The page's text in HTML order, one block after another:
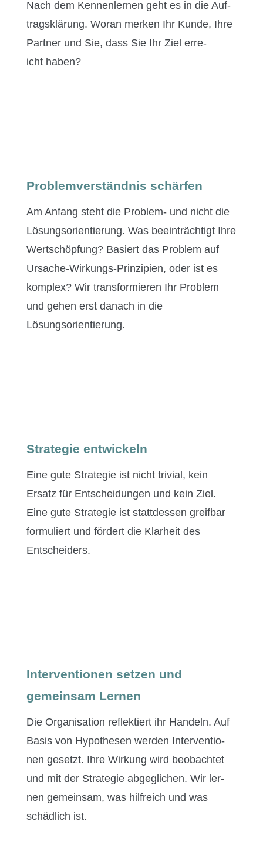
Nach dem Ken­nen­ler­nen geht es in die Auf­
tragsklärung. Woran merken Ihr Kunde, Ihre
Part­ner und Sie, dass Sie Ihr Ziel erre­
icht haben?
Problemverständnis schärfen
Am Anfang ste­ht die Prob­lem- und nicht die
Lösung­sori­en­tierung. Was beein­trächtigt Ihre
Wertschöp­fung? Basiert das Prob­lem auf
Ursache-Wirkungs-Prinzip­i­en, oder ist es
kom­plex? Wir trans­formieren Ihr Prob­lem
und gehen erst danach in die
Lösungsorientierung.
Strategie entwickeln
Eine gute Strate­gie ist nicht triv­ial, kein
Ersatz für Entschei­dun­gen und kein Ziel.
Eine gute Strate­gie ist stattdessen greif­bar
for­muliert und fördert die Klarheit des
Entscheiders.
Interventionen setzen und
gemeinsam Lernen
Die Organ­i­sa­tion reflek­tiert ihr Han­deln. Auf
Basis von Hypothe­sen wer­den Inter­ven­tio­
nen geset­zt. Ihre Wirkung wird beobachtet
und mit der Strate­gie abgeglichen. Wir ler­
nen gemein­sam, was hil­fre­ich und was
schädlich ist.